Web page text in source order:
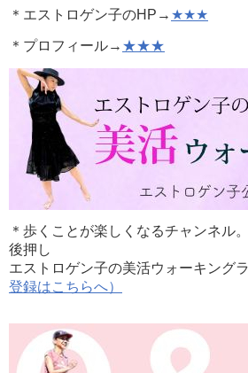
＊エストロゲン子のHP→ ★★★
＊プロフィール→ ★★★
＊歩くことが楽しくなるチャンネル
後押し
エストロゲン子の美活ウォーキング
登録はこちらへ）